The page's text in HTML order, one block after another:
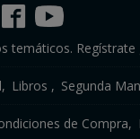
temáticos.
Libros Segunda
de Compra